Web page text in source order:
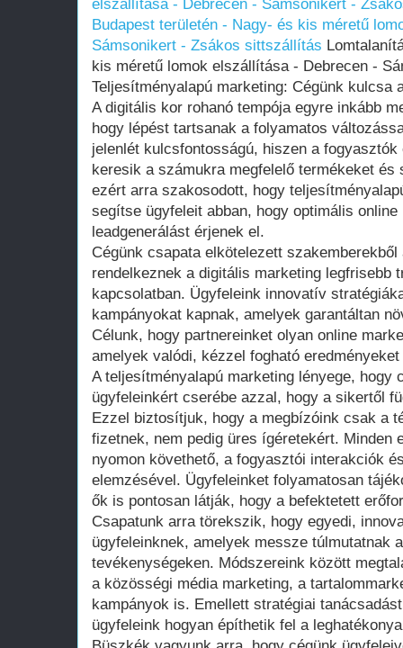
elszállítása - Debrecen - Sámsonikert -
Budapest területén - Nagy- és kis méretű
Sámsonikert - Zsákos sittszállítás
kis méretű lomok elszállítása - Debrecen -
Teljesítményalapú marketing: Cégünk kulcsa
A digitális kor rohanó tempója egyre inkább
hogy lépést tartsanak a folyamatos
jelenlét kulcsfontosságú, hiszen a
keresik a számukra megfelelő termékeket és
ezért arra szakosodott, hogy
segítse ügyfeleit abban, hogy optimális
leadgenerálást érjenek el.
Cégünk csapata elkötelezett
rendelkeznek a digitális marketing legfrisebb
kapcsolatban. Ügyfeleink innovatív
kampányokat kapnak, amelyek garantáltan
Célunk, hogy partnereinket olyan online
amelyek valódi, kézzel fogható
A teljesítményalapú marketing lényege, hogy
ügyfeleinkért cserébe azzal, hogy a sikertől
Ezzel biztosítjuk, hogy a megbízóink csak a
fizetnek, nem pedig üres ígéretekért. Minden
nyomon követhető, a fogyasztói interakciók
elemzésével. Ügyfeleinket folyamatosan
ők is pontosan látják, hogy a befektetett
Csapatunk arra törekszik, hogy egyedi,
ügyfeleinknek, amelyek messze túlmutatnak
tevékenységeken. Módszereink között
a közösségi média marketing, a
kampányok is. Emellett stratégiai
ügyfeleink hogyan építhetik fel a